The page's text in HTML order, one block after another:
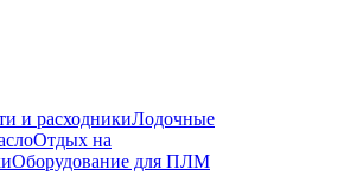
и расходникиЛодочные
Отдых на
Оборудование для ПЛМ